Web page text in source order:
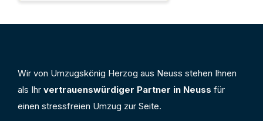
Wir von Umzugskönig Herzog aus Neuss stehen Ihnen
als Ihr vertrauenswürdiger Partner in Neuss für
einen stressfreien Umzug zur Seite.